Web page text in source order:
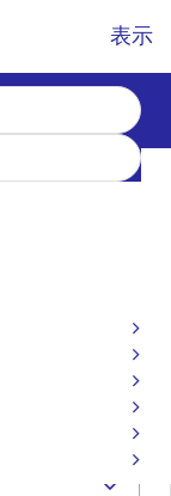
表示
セッサ
SBC